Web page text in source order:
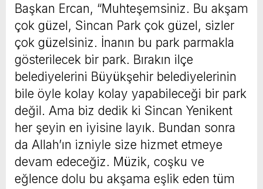
Başkan Ercan, “Muhteşemsiniz. Bu akşam
çok güzel, Sincan Park çok güzel, sizler
çok güzelsiniz. İnanın bu park parmakla
gösterilecek bir park. Bırakın ilçe
belediyelerini Büyükşehir belediyelerinin
bile öyle kolay kolay yapabileceği bir park
değil. Ama biz dedik ki Sincan Yenikent
her şeyin en iyisine layık. Bundan sonra
da Allah’ın izniyle size hizmet etmeye
devam edeceğiz. Müzik, coşku ve
eğlence dolu bu akşama eşlik eden tüm